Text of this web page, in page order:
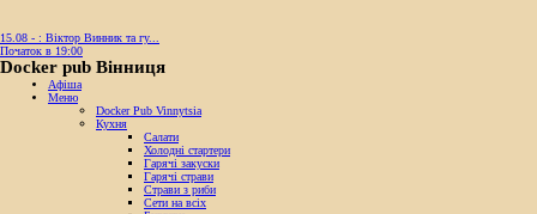
15.08 - : Віктор Винник та гу...
Початок в 19:00
Docker pub Вінниця
Афіша
Меню
Docker Pub Vinnytsia
Кухня
Салати
Холодні стартери
Гарячі закуски
Гарячі страви
Страви з риби
Сети на всіх